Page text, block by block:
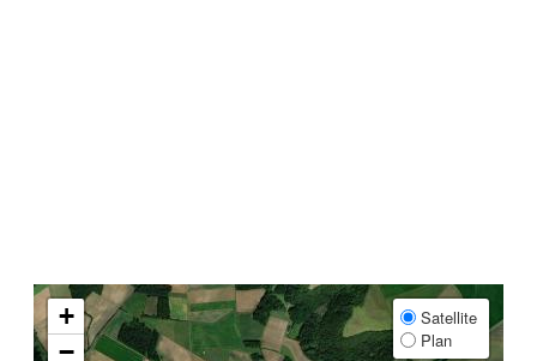
+
−
Satellite
Plan